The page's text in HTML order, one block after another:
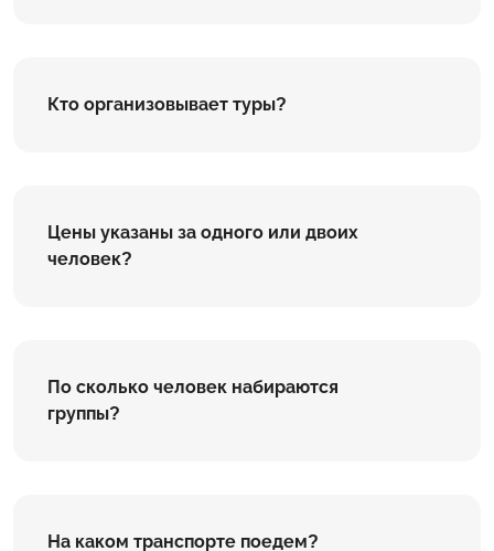
Кто организовывает туры?
Цены указаны за одного или двоих
человек?
По сколько человек набираются
группы?
На каком транспорте поедем?